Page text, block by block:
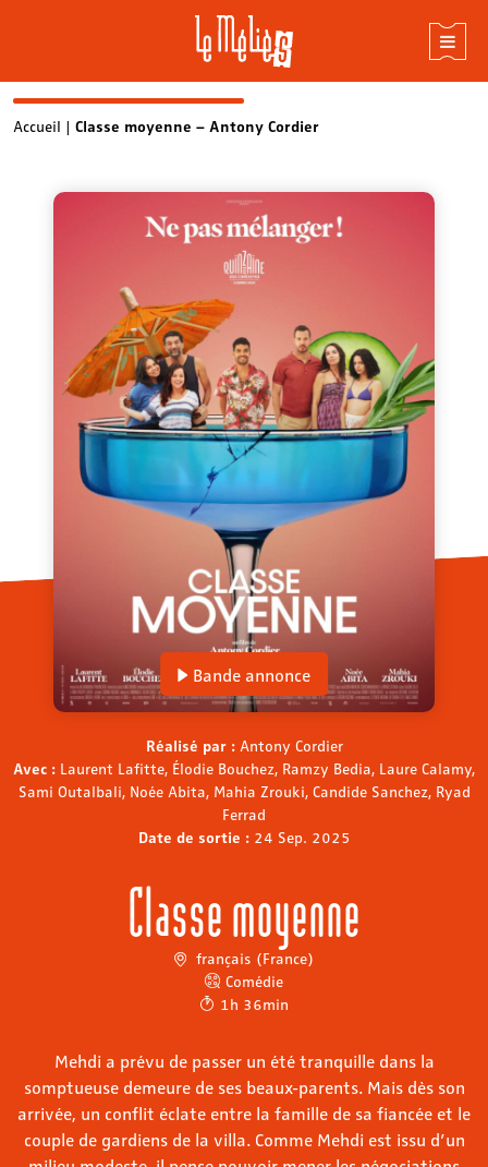
SkipAccueil | Classe moyenne – Antony Cordier
Bande annonce
Réalisé par : Antony Cordier
Avec : Laurent Lafitte, Élodie Bouchez, Ramzy Bedia, Laure Calamy,
Sami Outalbali, Noée Abita, Mahia Zrouki, Candide Sanchez, Ryad
Ferrad
Date de sortie : 24 Sep. 2025
Classe moyenne
français (France)
Comédie
1h 36min
Mehdi a prévu de passer un été tranquille dans la
somptueuse demeure de ses beaux-parents. Mais dès son
arrivée, un conflit éclate entre la famille de sa fiancée et le
couple de gardiens de la villa. Comme Mehdi est issu d’un